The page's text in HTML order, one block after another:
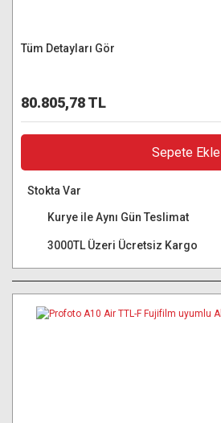
Tüm Detayları Gör
80.805,78 TL
Sepete Ekle
Stokta Var
Kurye ile Aynı Gün Teslimat
3000TL Üzeri Ücretsiz Kargo